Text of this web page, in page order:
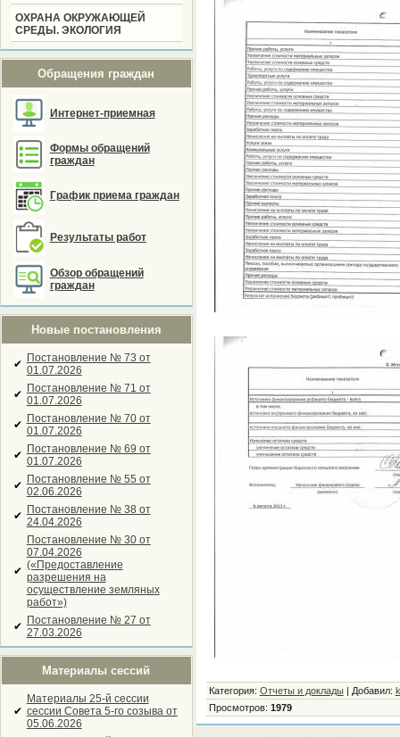
ОХРАНА ОКРУЖАЮЩЕЙ
СРЕДЫ. ЭКОЛОГИЯ
Обращения граждан
Интернет-приемная
Формы обращений
граждан
График приема граждан
Результаты работ
Обзор обращений
граждан
Новые постановления
✔ Постановление № 73 от
01.07.2026
✔ Постановление № 71 от
01.07.2026
✔ Постановление № 70 от
01.07.2026
✔ Постановление № 69 от
01.07.2026
✔ Постановление № 55 от
02.06.2026
✔ Постановление № 38 от
24.04.2026
✔
Постановление № 30 от
07.04.2026
(«Предоставление
разрешения на
осуществление земляных
работ»)
✔ Постановление № 27 от
27.03.2026
Материалы сессий
✔
Материалы 25-й сессии
сессии Совета 5-го созыва от
05.06.2026
Категория: Отчеты и доклады| Добавил:
Просмотров: 1979